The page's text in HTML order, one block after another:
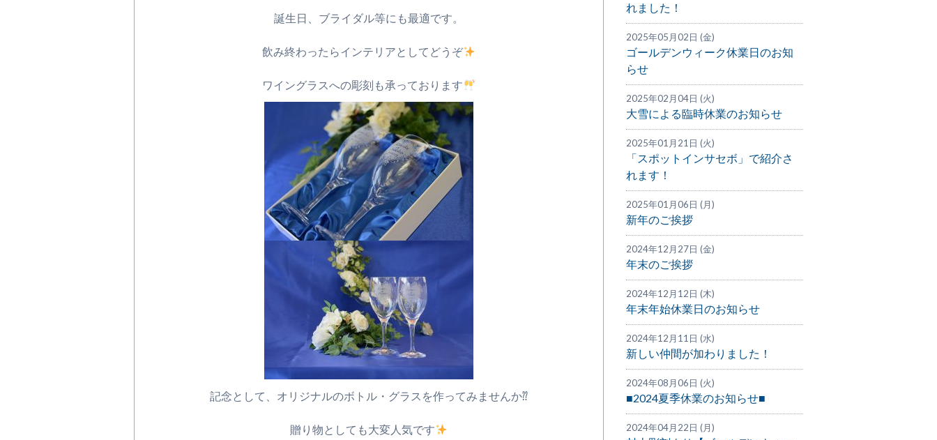
誕生日、ブライダル等にも最適です。
飲み終わったらインテリアとしてどうぞ
ワイングラスへの彫刻も承っております
記念として、オリジナルのボトル・グラスを作ってみませんか⁇
贈り物としても大変人気です
れました！
2025年05月02日 (金)
ゴールデンウィーク休業日のお知
らせ
2025年02月04日 (火)
大雪による臨時休業のお知らせ
2025年01月21日 (火)
「スポットインサセボ」で紹介さ
れます！
2025年01月06日 (月)
新年のご挨拶
2024年12月27日 (金)
年末のご挨拶
2024年12月12日 (木)
年末年始休業日のお知らせ
2024年12月11日 (水)
新しい仲間が加わりました！
2024年08月06日 (火)
■2024夏季休業のお知らせ■
2024年04月22日 (月)